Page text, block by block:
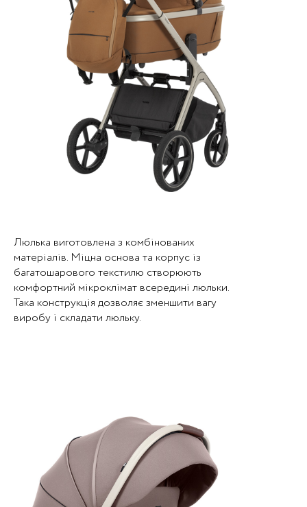
Люлька виготовлена з комбінованих
матеріалів. Міцна основа та корпус із
багатошарового текстилю створюють
комфортний мікроклімат всередині люльки.
Така конструкція дозволяє зменшити вагу
виробу і складати люльку.